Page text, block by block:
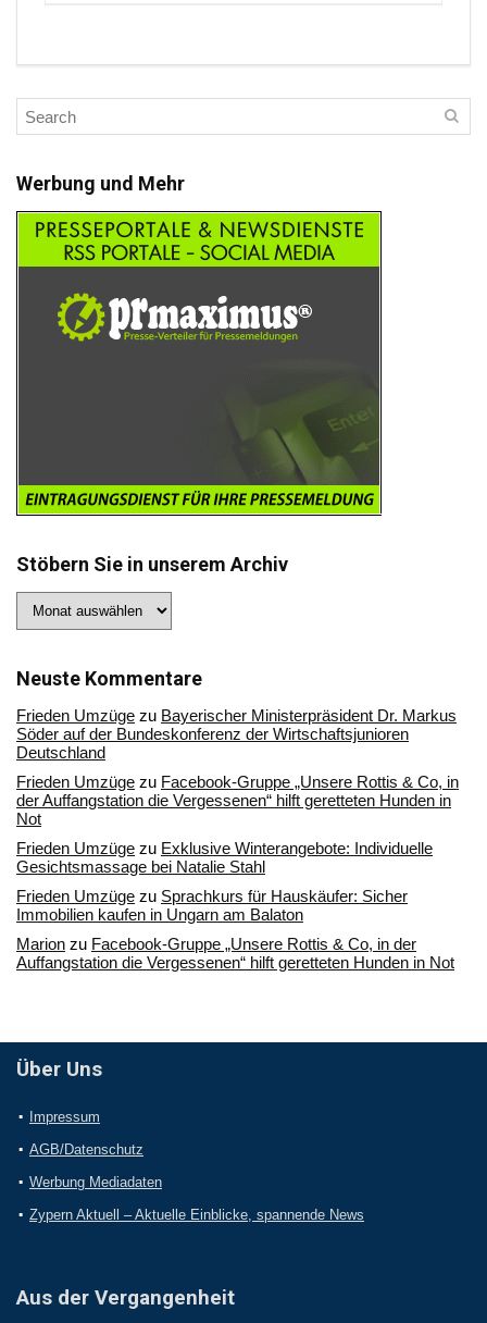
Werbung und Mehr
Stöbern Sie in unserem Archiv
Sie
Archiv
Neuste Kommentare
Frieden Umzüge zu Bayerischer Ministerpräsident Dr. Markus
Söder auf der Bundeskonferenz der Wirtschaftsjunioren
Deutschland
Frieden Umzüge zu Facebook-Gruppe „Unsere Rottis & Co, in
der Auffangstation die Vergessenen“ hilft geretteten Hunden in
Not
Frieden Umzüge zu Exklusive Winterangebote: Individuelle
Gesichtsmassage bei Natalie Stahl
Frieden Umzüge zu Sprachkurs für Hauskäufer: Sicher
Immobilien kaufen in Ungarn am Balaton
Marion zu Facebook-Gruppe „Unsere Rottis & Co, in der
Auffangstation die Vergessenen“ hilft geretteten Hunden in Not
Über Uns
Impressum
AGB/Datenschutz
Werbung Mediadaten
Zypern Aktuell – Aktuelle Einblicke, spannende News
Aus der Vergangenheit